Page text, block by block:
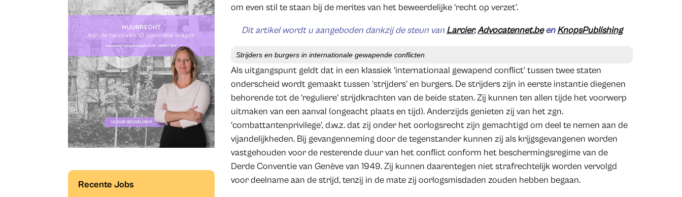
Recente Jobs
om even stil te staan bij de merites van het beweerdelijke ‘recht op verzet’.
Dit artikel wordt u aangeboden dankzij de steun van Larcier,Advocatennet.beenKnopsPublishing
Strijders en burgers in internationale gewapende conflicten
Als uitgangspunt geldt dat in een klassiek ‘internationaal gewapend conflict’ tussen twee staten
onderscheid wordt gemaakt tussen ‘strijders’ en burgers. De strijders zijn in eerste instantie diegenen
behorende tot de ‘reguliere’ strijdkrachten van de beide staten. Zij kunnen ten allen tijde het voorwerp
uitmaken van een aanval (ongeacht plaats en tijd). Anderzijds genieten zij van het zgn.
‘combattantenprivilege’, d.w.z. dat zij onder het oorlogsrecht zijn gemachtigd om deel te nemen aan de
vijandelijkheden. Bij gevangenneming door de tegenstander kunnen zij als krijgsgevangenen worden
vastgehouden voor de resterende duur van het conflict conform het beschermingsregime van de
Derde Conventie van Genève van 1949. Zij kunnen daarentegen niet strafrechtelijk worden vervolgd
voor deelname aan de strijd, tenzij in de mate zij oorlogsmisdaden zouden hebben begaan.